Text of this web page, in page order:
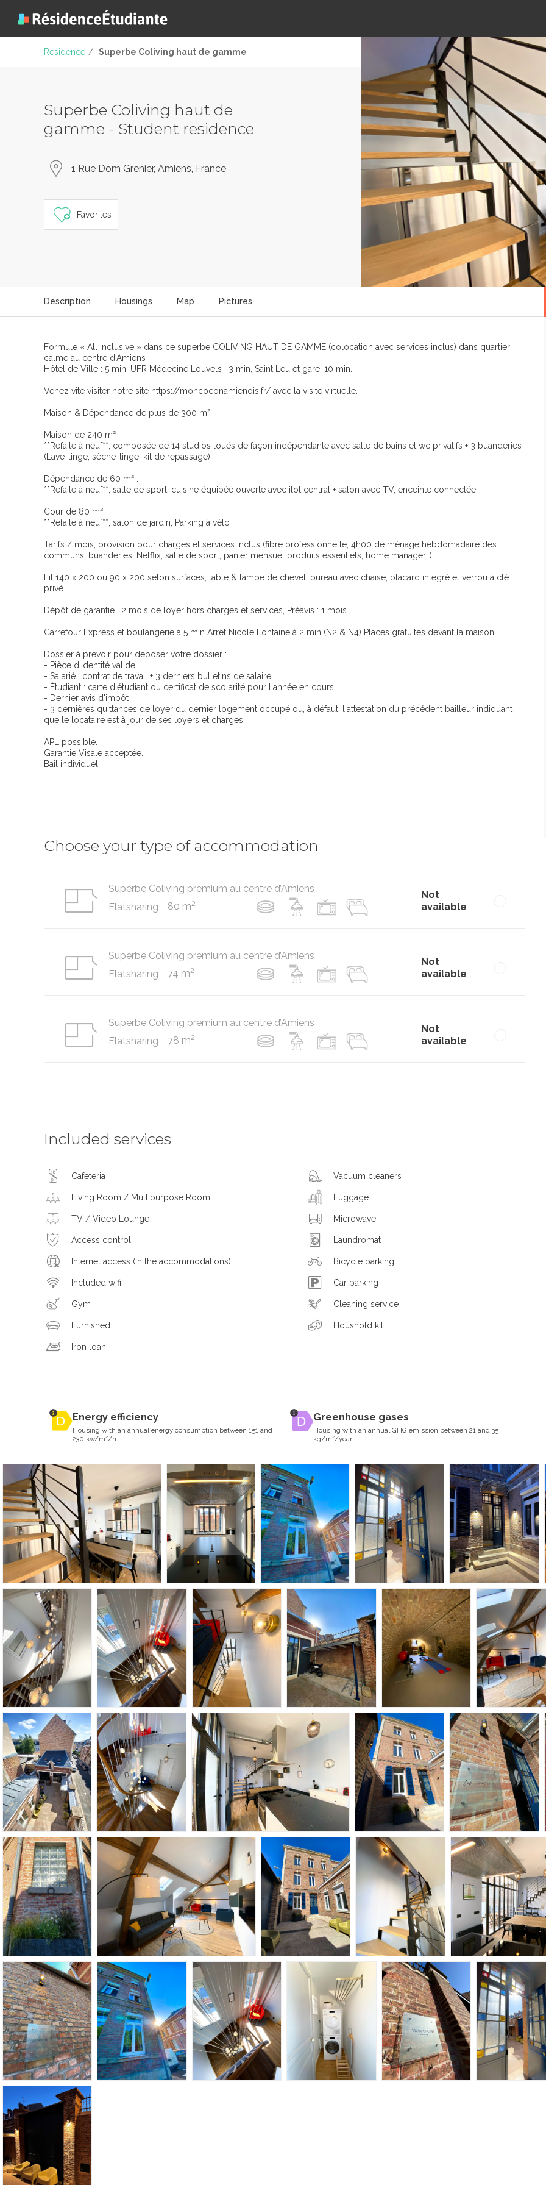
Residence / Superbe Coliving haut de gamme
Superbe Coliving haut de
gamme - Student residence
1 Rue Dom Grenier, Amiens, France
Favorites
Description Housings Map Pictures
Formule « All Inclusive » dans ce superbe COLIVING HAUT DE GAMME (colocation avec services inclus) dans quartier
calme au centre d'Amiens :
Hôtel de Ville : 5 min, UFR Médecine Louvels : 3 min, Saint Leu et gare: 10 min.
Venez vite visiter notre site https://moncoconamienois.fr/ avec la visite virtuelle.
Maison & Dépendance de plus de 300 m²
Maison de 240 m² :
**Refaite à neuf**, composée de 14 studios loués de façon indépendante avec salle de bains et wc privatifs + 3 buanderies
(Lave-linge, sèche-linge, kit de repassage)
Dépendance de 60 m² :
**Refaite à neuf**, salle de sport, cuisine équipée ouverte avec ilot central + salon avec TV, enceinte connectée
Cour de 80 m²:
**Refaite à neuf**, salon de jardin, Parking à vélo
️Tarifs / mois, provision pour charges et services inclus (fibre professionnelle, 4h00 de ménage hebdomadaire des
communs, buanderies, Netflix, salle de sport, panier mensuel produits essentiels, home manager…)
Lit 140 x 200 ou 90 x 200 selon surfaces, table & lampe de chevet, bureau avec chaise, placard intégré et verrou à clé
privé.
Dépôt de garantie : 2 mois de loyer hors charges et services, Préavis : 1 mois
Carrefour Express et boulangerie à 5 min Arrêt Nicole Fontaine à 2 min (N2 & N4) Places gratuites devant la maison.
Dossier à prévoir pour déposer votre dossier :
- Pièce d'identité valide
- Salarié : contrat de travail + 3 derniers bulletins de salaire
- Étudiant : carte d'étudiant ou certificat de scolarité pour l'année en cours
- Dernier avis d'impôt
- 3 dernières quittances de loyer du dernier logement occupé ou, à défaut, l'attestation du précédent bailleur indiquant
que le locataire est à jour de ses loyers et charges.
APL possible.
Garantie Visale acceptée.
Bail individuel.
Choose your type of accommodation
Superbe Coliving premium au centre d’Amiens
Flatsharing
80 m2
Not
available
Superbe Coliving premium au centre d’Amiens
Flatsharing
74 m2
Not
available
Superbe Coliving premium au centre d’Amiens
Flatsharing
78 m2
Not
available
Included services
Cafeteria
Living Room / Multipurpose Room
TV / Video Lounge
Access control
Internet access (in the accommodations)
Included wifi
Gym
Furnished
Iron loan
Vacuum cleaners
Luggage
Microwave
Laundromat
Bicycle parking
Car parking
Cleaning service
Houshold kit
Energy efficiency
Housing with an annual energy consumption between 151 and
230 kw/m²/h
Greenhouse gases
Housing with an annual GHG emission between 21 and 35
kg/m²/year